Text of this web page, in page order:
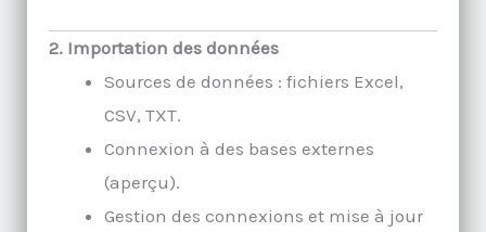
2. Importation des données
Sources de données : fichiers Excel,
CSV, TXT.
Connexion à des bases externes
(aperçu).
Gestion des connexions et mise à jour